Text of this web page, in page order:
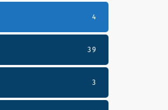
4
39
3